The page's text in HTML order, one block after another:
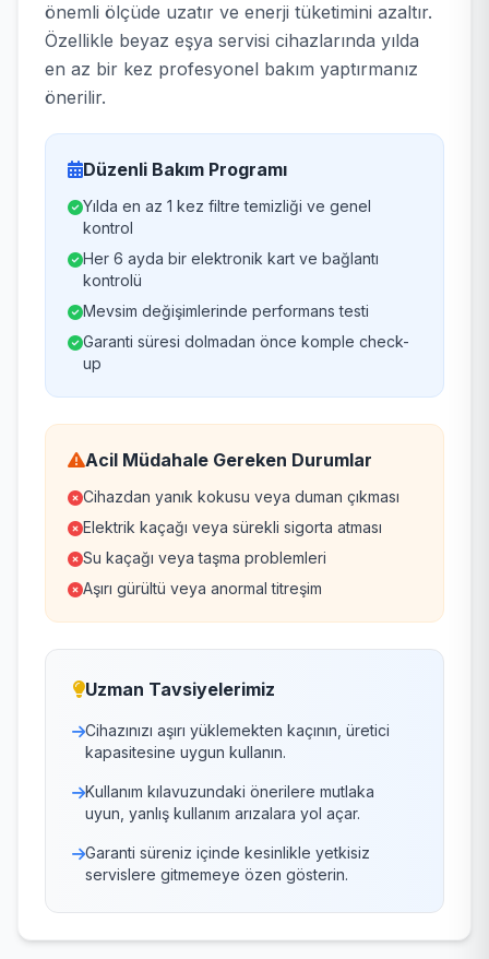
önemli ölçüde uzatır ve enerji tüketimini azaltır.
Özellikle beyaz eşya servisi cihazlarında yılda
en az bir kez profesyonel bakım yaptırmanız
önerilir.
Düzenli Bakım Programı
Yılda en az 1 kez filtre temizliği ve genel
kontrol
Her 6 ayda bir elektronik kart ve bağlantı
kontrolü
Mevsim değişimlerinde performans testi
Garanti süresi dolmadan önce komple check-
up
Acil Müdahale Gereken Durumlar
Cihazdan yanık kokusu veya duman çıkması
Elektrik kaçağı veya sürekli sigorta atması
Su kaçağı veya taşma problemleri
Aşırı gürültü veya anormal titreşim
Uzman Tavsiyelerimiz
Cihazınızı aşırı yüklemekten kaçının, üretici
kapasitesine uygun kullanın.
Kullanım kılavuzundaki önerilere mutlaka
uyun, yanlış kullanım arızalara yol açar.
Garanti süreniz içinde kesinlikle yetkisiz
servislere gitmemeye özen gösterin.